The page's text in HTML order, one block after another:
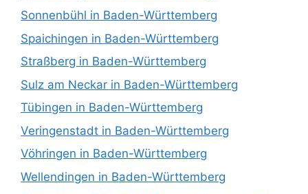
Sonnenbühl in Baden-Württemberg
Spaichingen in Baden-Württemberg
Straßberg in Baden-Württemberg
Sulz am Neckar in Baden-Württemberg
Tübingen in Baden-Württemberg
Veringenstadt in Baden-Württemberg
Vöhringen in Baden-Württemberg
Wellendingen in Baden-Württemberg